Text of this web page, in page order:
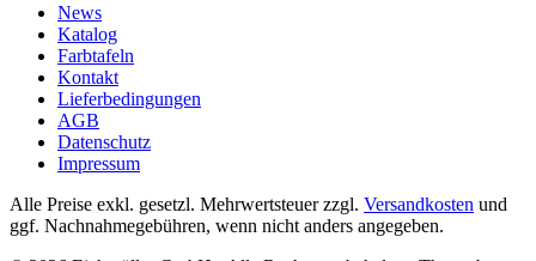
News
Katalog
Farbtafeln
Kontakt
Lieferbedingungen
AGB
Datenschutz
Impressum
Alle Preise exkl. gesetzl. Mehrwertsteuer zzgl. Versandkosten und
ggf. Nachnahmegebühren, wenn nicht anders angegeben.